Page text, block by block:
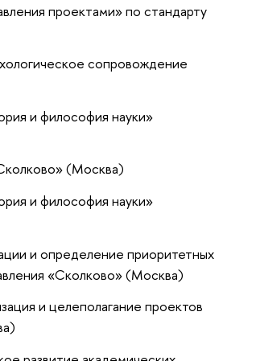
проектами» по стандарту
сопровождение
и философия науки»
(Москва)
и философия науки»
и определение приоритетных
«Сколково» (Москва)
и целеполагание проектов